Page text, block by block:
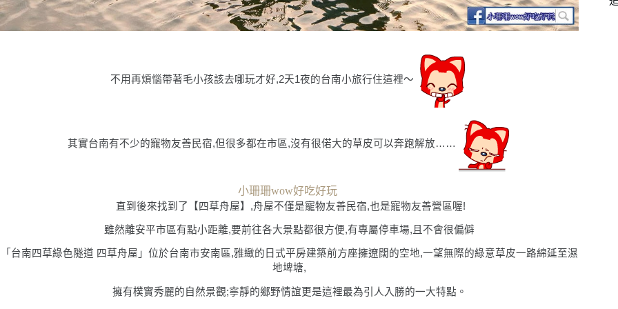
不用再煩惱帶著毛小孩該去哪玩才好,2天1夜的台南小旅行住這裡〜
其實台南有不少的寵物友善民宿,但很多都在市區,沒有很偌大的草皮可以奔跑解放……
小珊珊wow好吃好玩
直到後來找到了【四草舟屋】,舟屋不僅是寵物友善民宿,也是寵物友善營區喔!
雖然離安平市區有點小距離,要前往各大景點都很方便,有專屬停車場,且不會很偏僻
「台南四草綠色隧道 四草舟屋」位於台南市安南區,雅緻的日式平房建築前方座擁遼闊的空地,一望無際的綠意草皮一路綿延至濕
地埤塘,
擁有樸實秀麗的自然景觀;寧靜的鄉野情誼更是這裡最為引人入勝的一大特點。